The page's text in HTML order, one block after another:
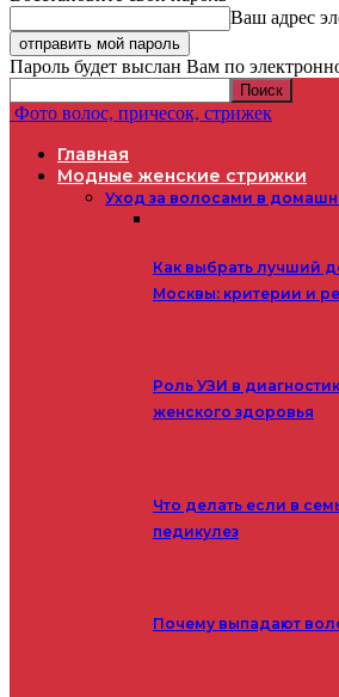
Ваш адрес
Пароль будет выслан Вам по
Фото волос, причесок, стрижек
Главная
Модные женские стрижки
Уход за волосами в
Как выбрать лучший
Москвы: критерии и
Роль УЗИ в
женского здоровья
Что делать если в
педикулез
Почему выпадают